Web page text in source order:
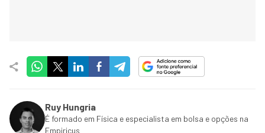
Ruy Hungria
É formado em Física e especialista em bolsa e opções na
Empiricus